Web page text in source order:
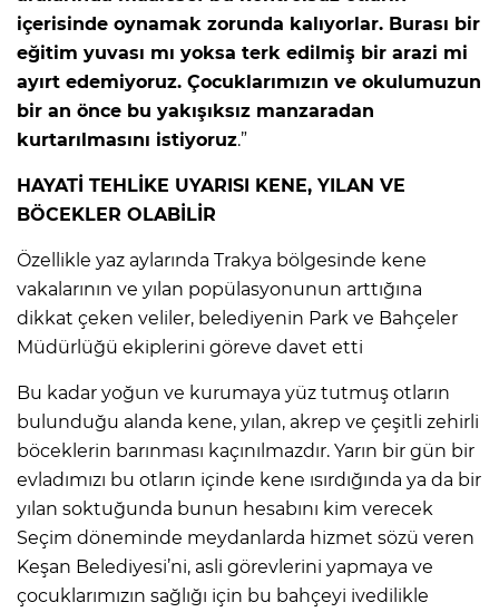
içerisinde oynamak zorunda kalıyorlar. Burası bir
eğitim yuvası mı yoksa terk edilmiş bir arazi mi
ayırt edemiyoruz. Çocuklarımızın ve okulumuzun
bir an önce bu yakışıksız manzaradan
kurtarılmasını istiyoruz.”
HAYATİ TEHLİKE UYARISI KENE, YILAN VE
BÖCEKLER OLABİLİR
Özellikle yaz aylarında Trakya bölgesinde kene
vakalarının ve yılan popülasyonunun arttığına
dikkat çeken veliler, belediyenin Park ve Bahçeler
Müdürlüğü ekiplerini göreve davet etti
Bu kadar yoğun ve kurumaya yüz tutmuş otların
bulunduğu alanda kene, yılan, akrep ve çeşitli zehirli
böceklerin barınması kaçınılmazdır. Yarın bir gün bir
evladımızı bu otların içinde kene ısırdığında ya da bir
yılan soktuğunda bunun hesabını kim verecek
Seçim döneminde meydanlarda hizmet sözü veren
Keşan Belediyesi’ni, asli görevlerini yapmaya ve
çocuklarımızın sağlığı için bu bahçeyi ivedilikle